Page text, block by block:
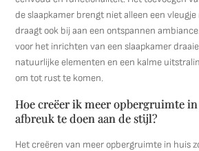
de slaapkamer brengt niet alleen een
draagt ook bij aan een ontspannen
voor het inrichten van een slaapkamer
natuurlijke elementen en een kalme
om tot rust te komen.
Hoe creëer ik meer opbergruimte
afbreuk te doen aan de stijl?
Het creëren van meer opbergruimte in huis